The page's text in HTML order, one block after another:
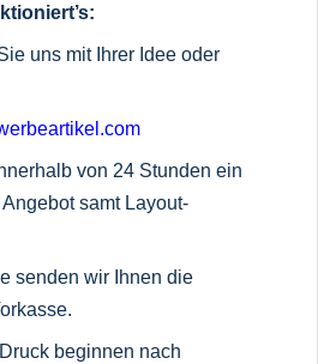
uns mit Ihrer Idee oder
von 24 Stunden ein
samt Layout-
senden wir Ihnen die
beginnen nach